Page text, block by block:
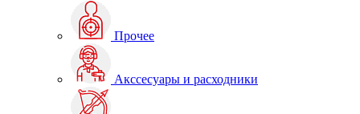
Прочее
Акссесуары и расходники